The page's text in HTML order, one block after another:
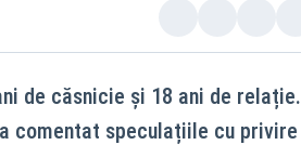
de căsnicie și 18 ani de relație.
comentat speculațiile cu privire